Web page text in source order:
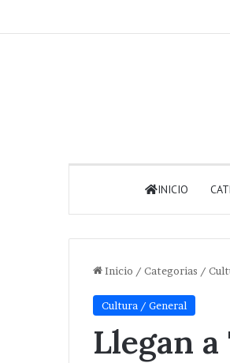
INICIO
Inicio / Categorias /
Cultura / General
Llegan a